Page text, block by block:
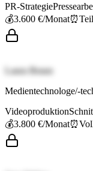
PR-Strategie
💰3.600 €/Monat⏰
Laura Braun
Medientechnologe/-
Videoproduktion
💰3.800 €/Monat⏰